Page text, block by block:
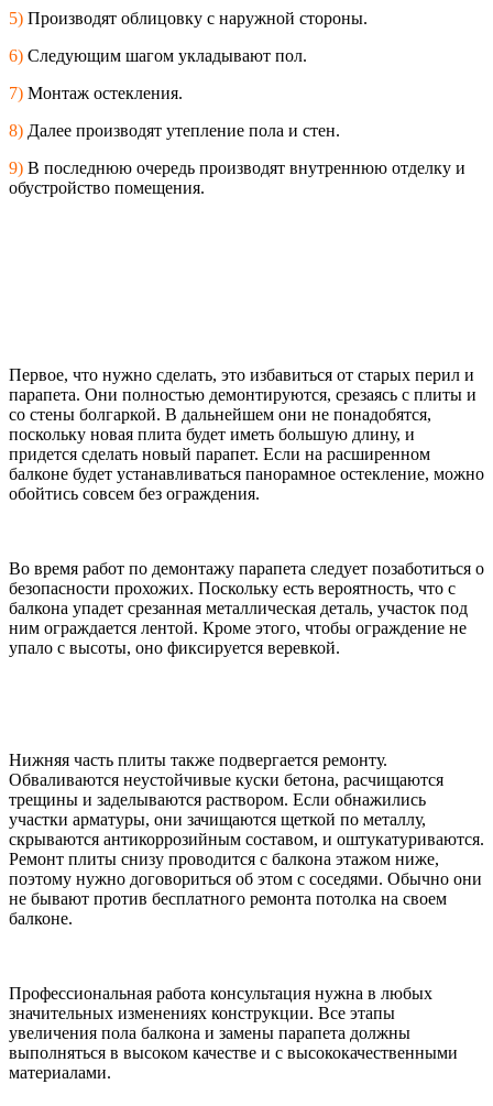
5) Производят облицовку с наружной стороны.
6) Следующим шагом укладывают пол.
7) Монтаж остекления.
8) Далее производят утепление пола и стен.
9) В последнюю очередь производят внутреннюю отделку и
обустройство помещения.
Первое, что нужно сделать, это избавиться от старых перил и
парапета. Они полностью демонтируются, срезаясь с плиты и
со стены болгаркой. В дальнейшем они не понадобятся,
поскольку новая плита будет иметь большую длину, и
придется сделать новый парапет. Если на расширенном
балконе будет устанавливаться панорамное остекление, можно
обойтись совсем без ограждения.
Во время работ по демонтажу парапета следует позаботиться о
безопасности прохожих. Поскольку есть вероятность, что с
балкона упадет срезанная металлическая деталь, участок под
ним ограждается лентой. Кроме этого, чтобы ограждение не
упало с высоты, оно фиксируется веревкой.
Нижняя часть плиты также подвергается ремонту.
Обваливаются неустойчивые куски бетона, расчищаются
трещины и заделываются раствором. Если обнажились
участки арматуры, они зачищаются щеткой по металлу,
скрываются антикоррозийным составом, и оштукатуриваются.
Ремонт плиты снизу проводится с балкона этажом ниже,
поэтому нужно договориться об этом с соседями. Обычно они
не бывают против бесплатного ремонта потолка на своем
балконе.
Профессиональная работа консультация нужна в любых
значительных изменениях конструкции. Все этапы
увеличения пола балкона и замены парапета должны
выполняться в высоком качестве и с высококачественными
материалами.